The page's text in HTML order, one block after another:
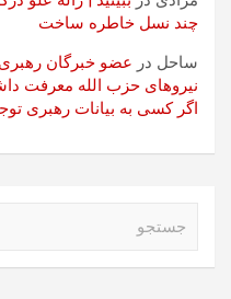
چند نسل خاطره ساخت
ساحل در عضو خبرگان
نیروهای حزب الله معرفت
اگر کسی به بیانات رهبری